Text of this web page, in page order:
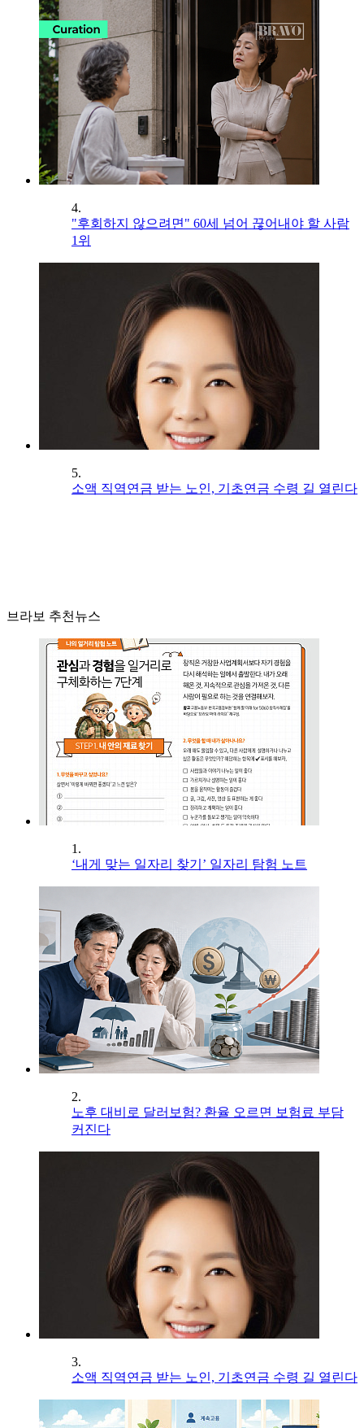
4.
"후회하지 않으려면" 60세 넘어 끊어내야 할 사람
1위
5.
소액 직역연금 받는 노인, 기초연금 수령 길 열린다
브라보 추천뉴스
1.
‘내게 맞는 일자리 찾기’ 일자리 탐험 노트
2.
노후 대비로 달러보험? 환율 오르면 보험료 부담
커진다
3.
소액 직역연금 받는 노인, 기초연금 수령 길 열린다